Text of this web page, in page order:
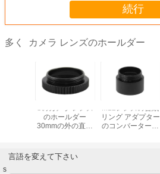
続行
多く カメラ レンズのホールダー
Cのカメラ レンズ
のホールダー
30mmの外の直径
ター リングへのし
っかりしたCS
M12レンズの台紙
リング アダプター
のコンバーターが
言語を変えて下さい
s